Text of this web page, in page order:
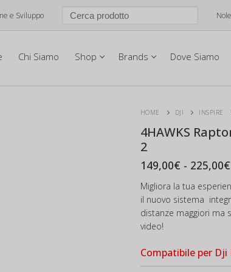
e Sviluppo
Chi Siamo Shop Brands Dove Siamo
HOME DJI INSPIRE
4HAWKS
2
149,00€ - 225,00€
Migliora la tua
il nuovo sistema
distanze maggiori ma
video!
Compatibile per